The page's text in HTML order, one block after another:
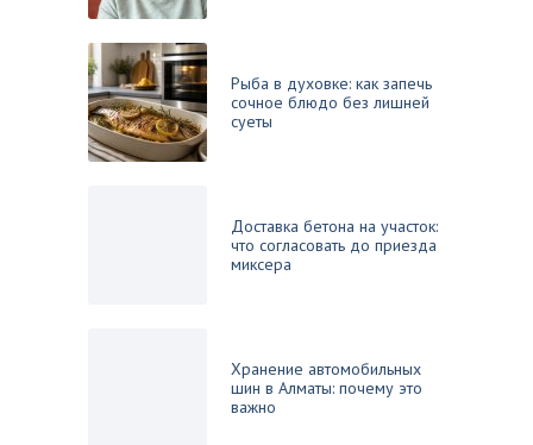
Рыба в духовке: как запечь
сочное блюдо без лишней
суеты
Доставка бетона на участок:
что согласовать до приезда
миксера
Хранение автомобильных
шин в Алматы: почему это
важно